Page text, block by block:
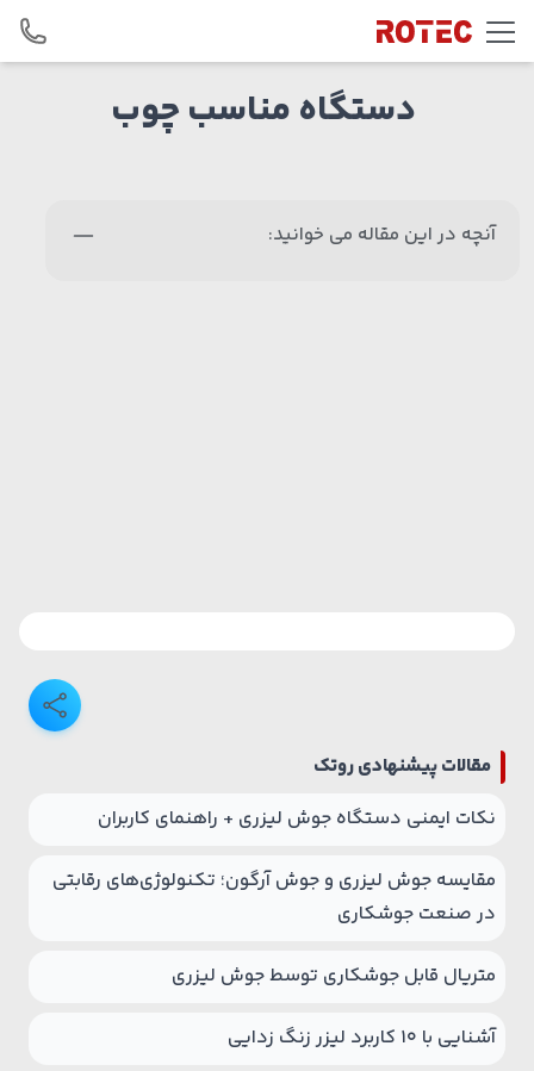
Skip to content
دستگاه مناسب چوب
آنچه در این مقاله می خوانید:
مقالات پیشنهادی روتک
نکات ایمنی دستگاه جوش لیزری + راهنمای کاربران
مقایسه جوش لیزری و جوش آرگون؛ تکنولوژی‌های رقابتی
در صنعت جوشکاری
متریال قابل جوشکاری توسط جوش لیزری
آشنایی با 10 کاربرد لیزر زنگ زدایی